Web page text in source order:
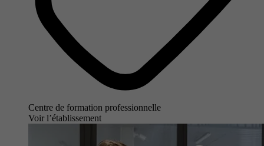
Centre de formation professionnelle
Voir l’établissement